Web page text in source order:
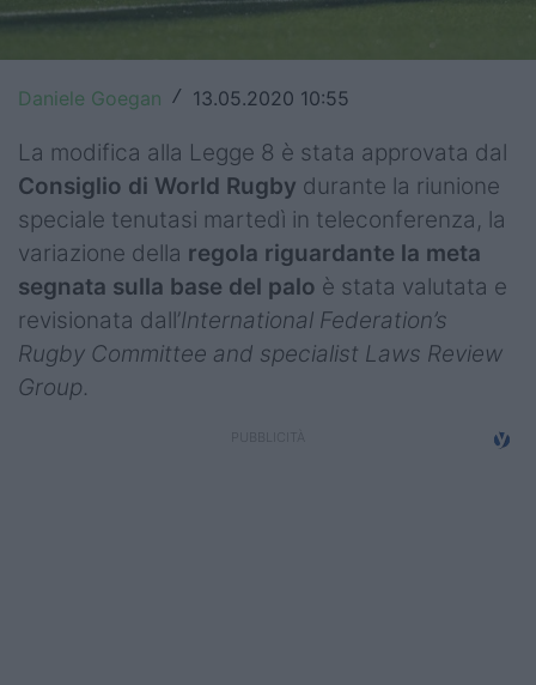
Premiership
Champions Cup
World Rugby
Rugby World Cup
Super Rugby
Rugby in TV
Mercato
Daniele Goegan / 13.05.2020 10:55
La modifica alla Legge 8 è stata approvata dal
Consiglio di World Rugby durante la riunione
speciale tenutasi martedì in teleconferenza, la
variazione della regola riguardante la meta
segnata sulla base del palo è stata valutata e
revisionata dall’International Federation’s
Rugby Committee and specialist Laws Review
Group.